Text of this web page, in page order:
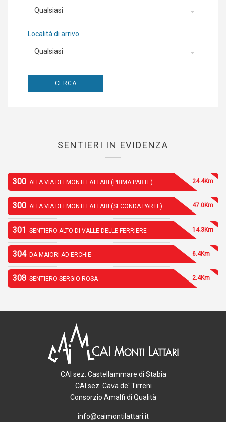
Qualsiasi
Località di arrivo
Qualsiasi
SENTIERI IN EVIDENZA
300 ALTA VIA DEI MONTI LATTARI (PRIMA PARTE) 24.4Km
300 ALTA VIA DEI MONTI LATTARI (SECONDA PARTE) 47.0Km
301 SENTIERO ALTO DI VALLE DELLE FERRIERE 14.3Km
304 DA MAIORI AD ERCHIE 6.4Km
308 SENTIERO SERGIO ROSA 2.4Km
CAI sez. Castellammare di Stabia
CAI sez. Cava de' Tirreni
Consorzio Amalfi di Qualità
info@caimontilattari.it